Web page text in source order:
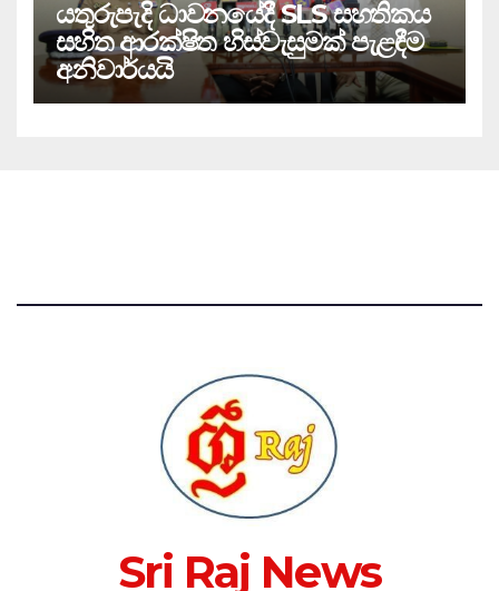
යතුරුපැදි ධාවනයේදී SLS සහතිකය
සහිත ආරක්ෂිත හිස්වැසුමක් පැළඳීම
අනිවාර්යයි
Sri Raj News